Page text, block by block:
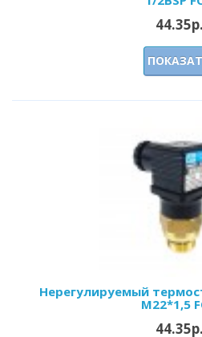
44.35р.
Нерегулируемый
М22*1,5
44.35р.